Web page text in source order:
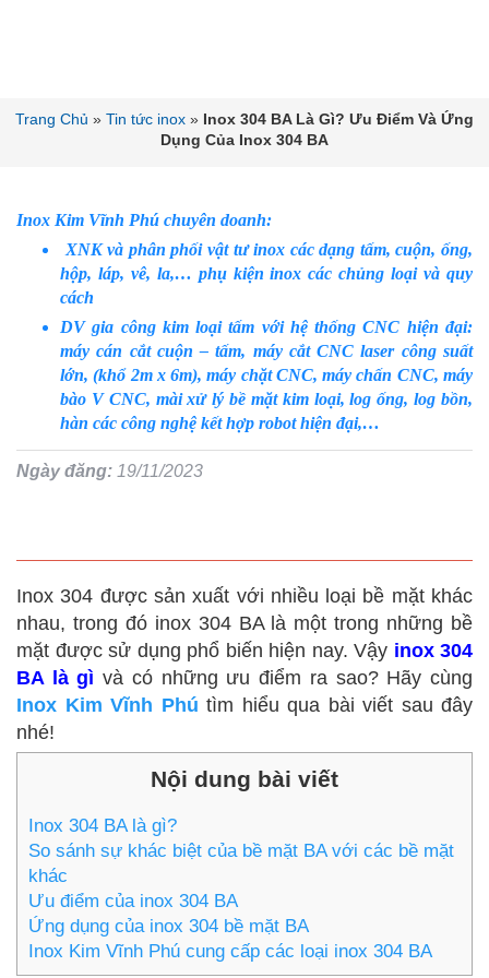
Trang Chủ » Tin tức inox » Inox 304 BA Là Gì? Ưu Điểm Và Ứng
Dụng Của Inox 304 BA
Inox Kim Vĩnh Phú chuyên doanh:
XNK và phân phối vật tư inox các dạng tấm, cuộn, ống,
hộp, láp, vê, la,… phụ kiện inox các chủng loại và quy
cách
DV gia công kim loại tấm với hệ thống CNC hiện đại:
máy cán cắt cuộn – tấm, máy cắt CNC laser công suất
lớn, (khổ 2m x 6m), máy chặt CNC, máy chấn CNC, máy
bào V CNC, mài xử lý bề mặt kim loại, log ống, log bồn,
hàn các công nghệ kết hợp robot hiện đại,…
Ngày đăng: 19/11/2023
Inox 304 được sản xuất với nhiều loại bề mặt khác
nhau, trong đó inox 304 BA là một trong những bề
mặt được sử dụng phổ biến hiện nay. Vậy inox 304
BA là gì và có những ưu điểm ra sao? Hãy cùng
Inox Kim Vĩnh Phú tìm hiểu qua bài viết sau đây
nhé!
Nội dung bài viết
Inox 304 BA là gì?
So sánh sự khác biệt của bề mặt BA với các bề mặt
khác
Ưu điểm của inox 304 BA
Ứng dụng của inox 304 bề mặt BA
Inox Kim Vĩnh Phú cung cấp các loại inox 304 BA